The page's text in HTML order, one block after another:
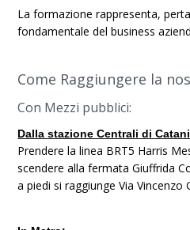
La formazione rappresenta,
fondamentale del business
Come Raggiungere la
Con Mezzi pubblici:
Dalla stazione Centrali di
Prendere la linea BRT5 Harris
scendere alla fermata Giuffrida
a piedi si raggiunge Via Vincenzo